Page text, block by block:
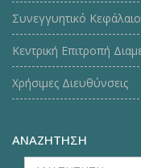
Συνεγγυητικό
Κεντρική Επιτροπή
Χρήσιμες Διευθύνσεις
ΑΝΑΖΗΤΗΣΗ
ΑΝΑΖΗΤΗΣΗ